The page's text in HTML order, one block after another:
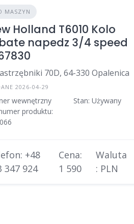
MASZYN
Holland T6010 Kolo
napedz 3/4 speed
70D, 64-330 Opalenica
2026-04-29
wewnętrzny
produktu:
Stan: Używany
+48
347 924
Cena:
1 590
Waluta
: PLN